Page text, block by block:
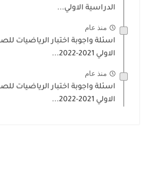
الدراسية الاولي...
منذ عام
اسئلة واجوبة اختبار الرياضيات
الاولي 2021-2022...
منذ عام
اسئلة واجوبة اختبار الرياضيات
الاولي 2021-2022...